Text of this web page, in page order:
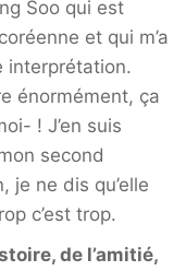
Soo qui est
et qui m’a
interprétation.
énormément, ça
! J’en suis
second
je ne dis qu’elle
c’est trop.
de l’amitié,